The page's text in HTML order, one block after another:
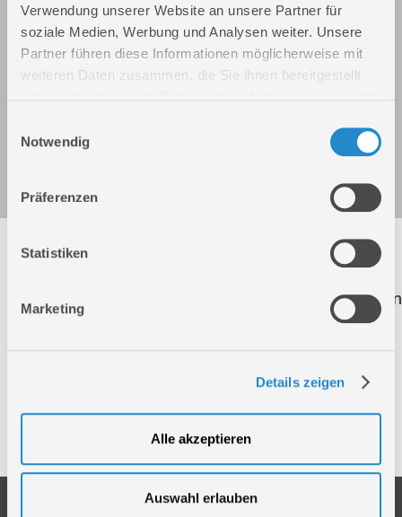
Verwendung unserer Website an unsere Partner für
soziale Medien, Werbung und Analysen weiter. Unsere
Partner führen diese Informationen möglicherweise mit
weiteren Daten zusammen, die Sie ihnen bereitgestellt
Notwendig
Präferenzen
Statistiken
Marketing
Details zeigen
Alle akzeptieren
Auswahl erlauben
Akku Bohrhammer BH 18-201-30K
Art.-Nr.: 58508
Folgende Artikel sind nicht mehr in unserem
Sortiment! Diese Artikel werden weiterhin zur
Ersatzteilbestellung aufgeführt. Der Klick auf einen
dieser Artikel führt Sie direkt auf die richtige
AKKU SCHLAGBOHRMASCHINE AS 240 MP
Akku Bohrhammer BH 20-201-24K
Service